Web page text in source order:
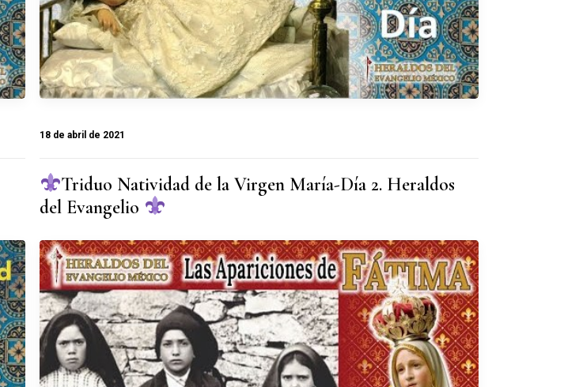
18 de abril de 2021
Triduo Natividad de la Virgen María-Día 2. Heraldos
del Evangelio